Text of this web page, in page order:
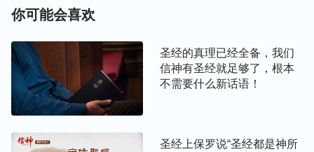
符合真理，但根本不能与神的话相提并论。现在的人
的话，这种作法完全是属于迷惑人、抵挡神的作法，
属于对神的亵渎。
——电影剧本《圣经揭秘》
你可能会喜欢
圣经的真理已经全备，我们
信神有圣经就足够了，根本
不需要什么新话语！
圣经上保罗说“圣经都是神所